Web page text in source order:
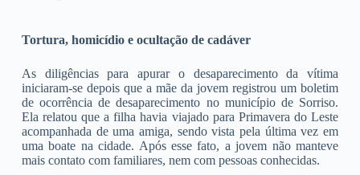
Tortura, homicídio e ocultação de cadáver
As diligências para apurar o desaparecimento da vítima
iniciaram-se depois que a mãe da jovem registrou um boletim
de ocorrência de desaparecimento no município de Sorriso.
Ela relatou que a filha havia viajado para Primavera do Leste
acompanhada de uma amiga, sendo vista pela última vez em
uma boate na cidade. Após esse fato, a jovem não manteve
mais contato com familiares, nem com pessoas conhecidas.